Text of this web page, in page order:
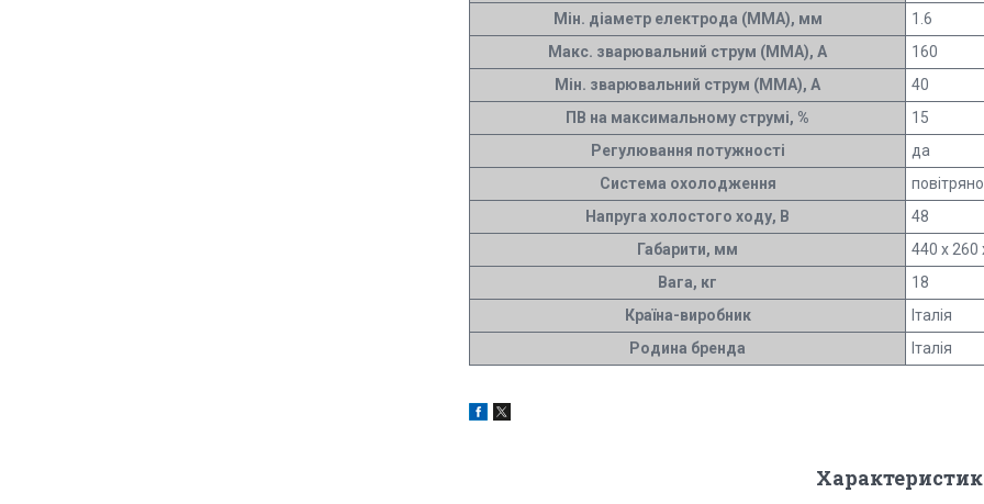
Мін. діаметр електрода (MMA), мм
1.6
Макс. зварювальний струм (MMA), А
160
Мін. зварювальний струм (MMA), А
40
ПВ на максимальному струмі, %
15
Регулювання потужності
да
Система охолодження
Напруга холостого ходу, В
48
Габарити, мм
440 х 260
Вага, кг
18
Країна-виробник
Італія
Родина бренда
Італія